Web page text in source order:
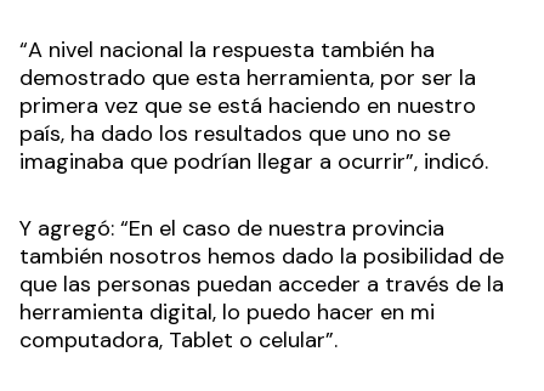
“A nivel nacional la respuesta también ha
demostrado que esta herramienta, por ser la
primera vez que se está haciendo en nuestro
país, ha dado los resultados que uno no se
imaginaba que podrían llegar a ocurrir”, indicó.
Y agregó: “En el caso de nuestra provincia
también nosotros hemos dado la posibilidad de
que las personas puedan acceder a través de la
herramienta digital, lo puedo hacer en mi
computadora, Tablet o celular”.